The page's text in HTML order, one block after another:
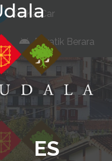
ES
KarKarCar
instagram
Beratik Berara